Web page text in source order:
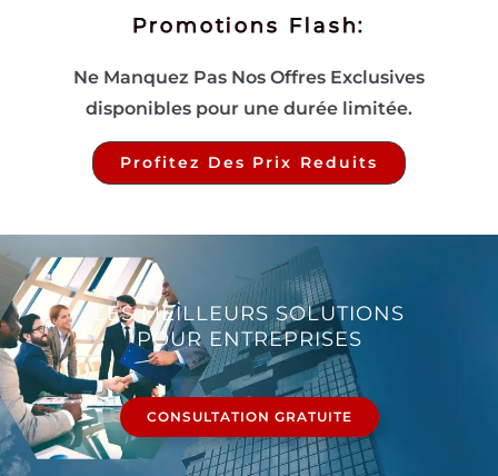
Promotions Flash:
Ne Manquez Pas Nos Offres Exclusives
disponibles pour une durée limitée.
Profitez Des Prix Reduits
LES MEILLEURS SOLUTIONS
POUR ENTREPRISES
CONSULTATION GRATUITE